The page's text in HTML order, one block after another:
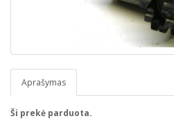
Aprašymas
Ši prekė parduota.